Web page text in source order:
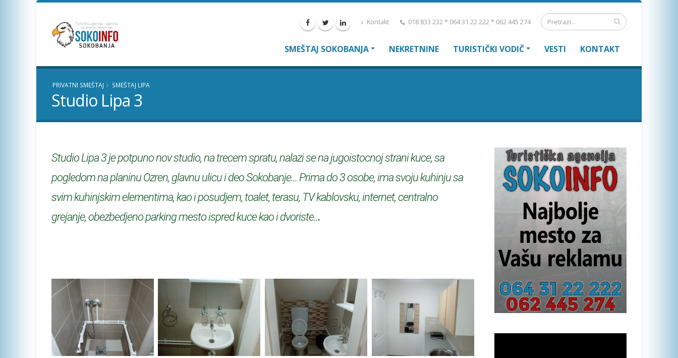
Kontakt 018 833 232 * 064 31 22 222 * 062 445 274
SMEŠTAJ SOKOBANJA NEKRETNINE TURISTIČKI VODIČ VESTI KONTAKT
PRIVATNI SMEŠTAJ SMEŠTAJ LIPA
Studio Lipa 3
Studio Lipa 3 je potpuno nov studio, na trecem spratu, nalazi se na jugoistocnoj strani kuce, sa
pogledom na planinu Ozren, glavnu ulicu i deo Sokobanje... Prima do 3 osobe, ima svoju kuhinju sa
svim kuhinjskim elementima, kao i posudjem, toalet, terasu, TV kablovsku, internet, centralno
grejanje, obezbedjeno parking mesto ispred kuce kao i dvoriste...